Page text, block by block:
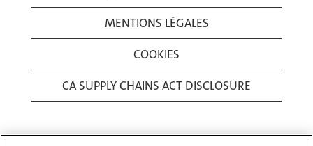
MENTIONS LÉGALES
COOKIES
CA SUPPLY CHAINS ACT DISCLOSURE